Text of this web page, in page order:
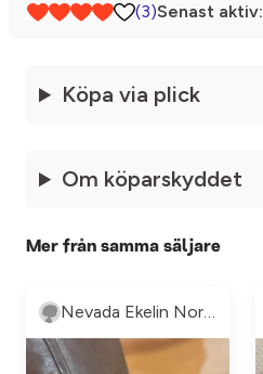
(3)Senast aktiv:
Köpa via plick
Om köparskyddet
Mer från samma säljare
Nevada Ekelin Norström